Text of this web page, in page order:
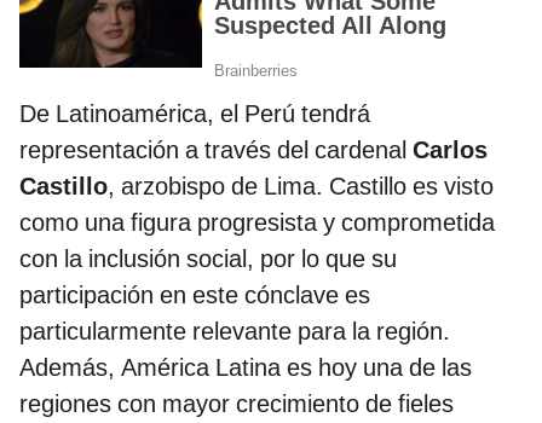
De Latinoamérica, el Perú tendrá
representación a través del cardenal Carlos
Castillo, arzobispo de Lima. Castillo es visto
como una figura progresista y comprometida
con la inclusión social, por lo que su
participación en este cónclave es
particularmente relevante para la región.
Además, América Latina es hoy una de las
regiones con mayor crecimiento de fieles